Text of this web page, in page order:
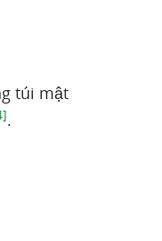
túi mật
.